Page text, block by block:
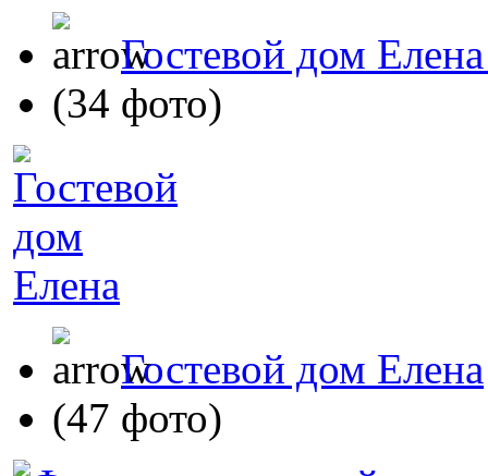
Гостевой дом
(34 фото)
Гостевой дом Елена
(47 фото)